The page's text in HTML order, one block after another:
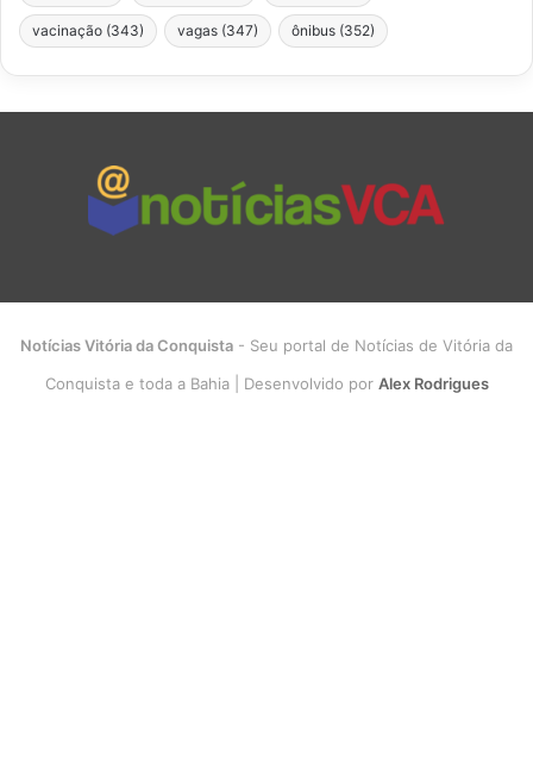
vacinação (343) vagas (347) ônibus (352)
Notícias Vitória da Conquista - Seu portal de Notícias de Vitória da
Conquista e toda a Bahia | Desenvolvido por Alex Rodrigues